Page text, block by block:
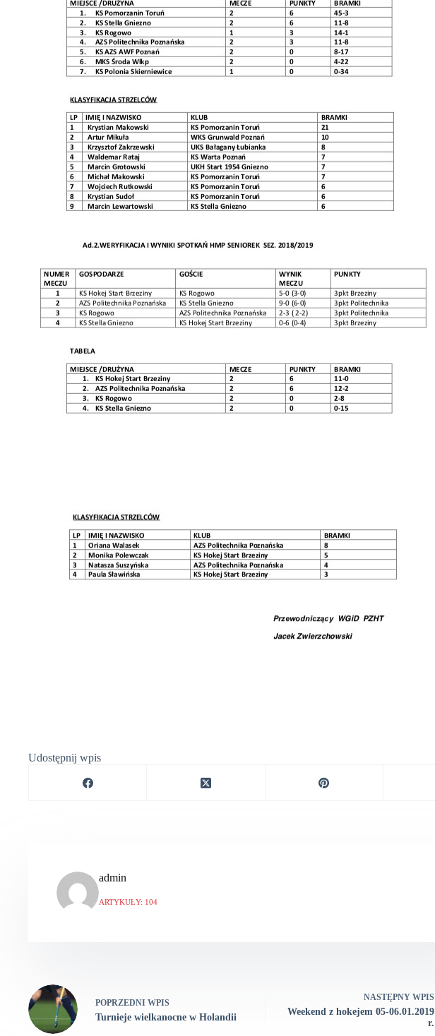
Udostępnij wpis
admin
ARTYKUŁY: 104
POPRZEDNI WPIS
Turnieje wielkanocne w Holandii
NASTĘPNY WPIS
Weekend z hokejem 05-06.01.2019
r.